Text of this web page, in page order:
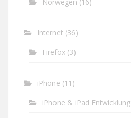
Internet (36)
Firefox (3)
iPhone (11)
iPhone & iPad Entwicklung